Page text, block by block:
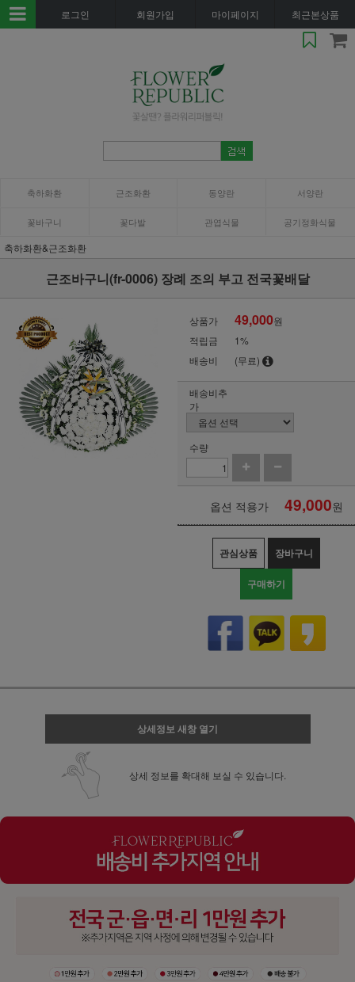
로그인 회원가입 마이페이지 최근본상품
축하화환 근조화환 동양란 서양란
꽃바구니 꽃다발 관엽식물 공기정화식물
축하화환&근조화환
근조바구니(fr-0006) 장례 조의 부고 전국꽃배달
상품가 49,000원
적립금
1%
배송비
(무료)
배송비추
가
수량
옵션 적용가 49,000원
관심상품 장바구니
구매하기
상세정보 새창 열기
상세 정보를 확대해 보실 수 있습니다.